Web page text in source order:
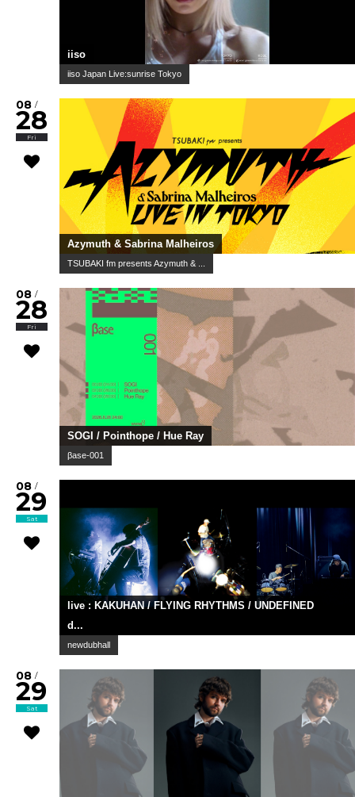
iiso
iiso Japan Live:sunrise Tokyo
08 /
28
Fri
Azymuth & Sabrina Malheiros
TSUBAKI fm presents Azymuth & ...
08 /
28
Fri
SOGI / Pointhope / Hue Ray
βase-001
08 /
29
Sat
live : KAKUHAN / FLYING RHYTHMS / UNDEFINED
d...
newdubhall
08 /
29
Sat